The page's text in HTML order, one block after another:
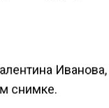
снимке.